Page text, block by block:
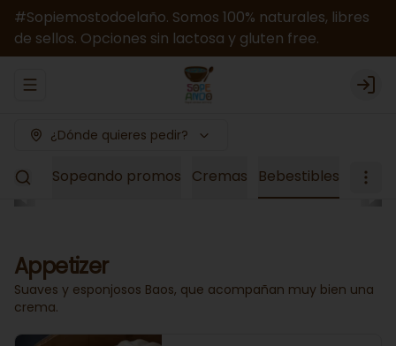
#Sopiemostodoelaño. Somos 100% naturales, libres
de sellos. Opciones sin lactosa y gluten free.
Abrir menu de navegación Login
¿Dónde quieres pedir?
Mes Sopeando promos Cremas Bebestibles
Appetizer
Suaves y esponjosos Baos, que acompañan muy bien una
crema.